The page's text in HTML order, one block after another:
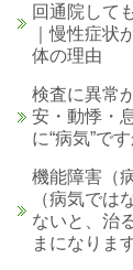
回通院して
｜慢性症状
体の理由
検査に異常
安・動悸・
に“病気”で
機能障害（
（病気では
ないと、治
まになりま